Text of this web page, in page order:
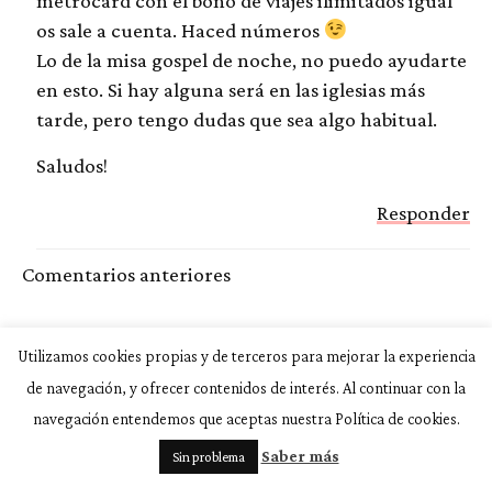
os sale a cuenta. Haced números
Lo de la misa gospel de noche, no puedo ayudarte
en esto. Si hay alguna será en las iglesias más
tarde, pero tengo dudas que sea algo habitual.
Saludos!
Responder
Comentarios
Comentarios anteriores
Deja un comentario
Tu dirección de correo electrónico no será
Los campos obligatorios están marcados
Utilizamos cookies propias y de terceros para mejorar la experiencia
de navegación, y ofrecer contenidos de interés. Al continuar con la
navegación entendemos que aceptas nuestra Política de cookies.
Sin problema Saber más